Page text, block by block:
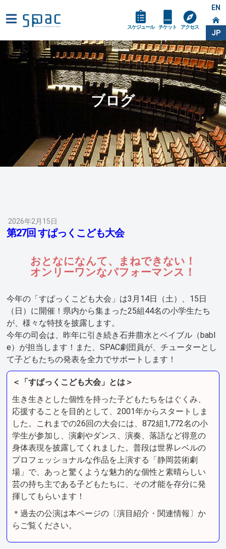
EN
JP
スケジュール チケット アクセス
ブログ
2026年2月15日
第27回 すぱっくこども大会
おとなになんて、まねできない！
オンリーワンなパフォーマンス！
今年の「すぱっくこども大会」は3月14日（土）、15日
（日）に開催！県内から集まった25組44名の小学生たち
が、様々な特技を披露します。
今年の司会は、昨年に引き続き石井萠水とベイブル（babl
e）が担当します！また、SPAC劇団員が、チューターとし
て子どもたちの発表を全力でサポートします！
＜「すぱっくこども大会」とは＞
生き生きとした個性を持った子どもたちをはぐくみ、
応援することを目的として、2001年からスタートしま
した。これまでの26回の大会には、872組1,772名の小
学生が参加し、演劇やダンス、演奏、落語など得意の
身体表現を披露してくれました。普段は世界レベルの
プロフェッショナルな作品を上演する「静岡芸術劇
場」で、あっと驚くような魅力的な個性と素晴らしい
芸の持ち主である子どもたちに、その才能を存分に発
揮してもらいます！
＊過去の公演は本ページの〔演目紹介・関連情報〕か
らご覧ください。